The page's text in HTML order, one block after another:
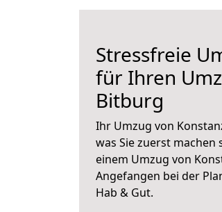
Stressfreie
für Ihren
Bitburg
Ihr Umzug von
was Sie zuerst machen
einem Umzug von
Angefangen bei der
Hab & Gut.